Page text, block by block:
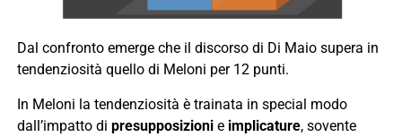
Dal confronto emerge che il discorso di Di Maio supera in
tendenziosità quello di Meloni per 12 punti.
In Meloni la tendenziosità è trainata in special modo
dall’impatto di presupposizionie implicature, sovente